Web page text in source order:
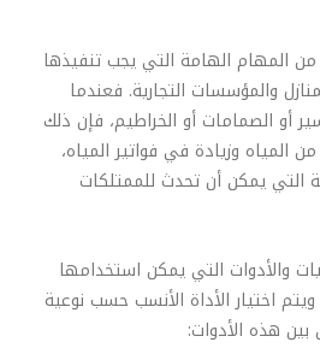
المهام الهامة التي يجب تنفيذها
والمؤسسات التجارية. فعندما
أو الصمامات أو الخراطيم، فإن ذلك
المياه وزيادة في فواتير المياه،
التي يمكن أن تحدث للممتلكات
والأدوات التي يمكن استخدامها
اختيار الأداة الأنسب حسب نوعية
هذه الأدوات: